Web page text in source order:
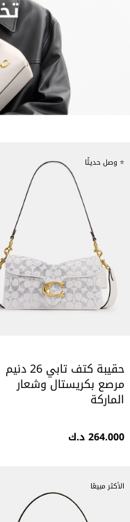
⭐ وصل حديثًا
حقيبة كتف تابي 26 دنيم
مرصع بكريستال وشعار
الماركة
264.000 د.ك
الأكثر مبيعًا